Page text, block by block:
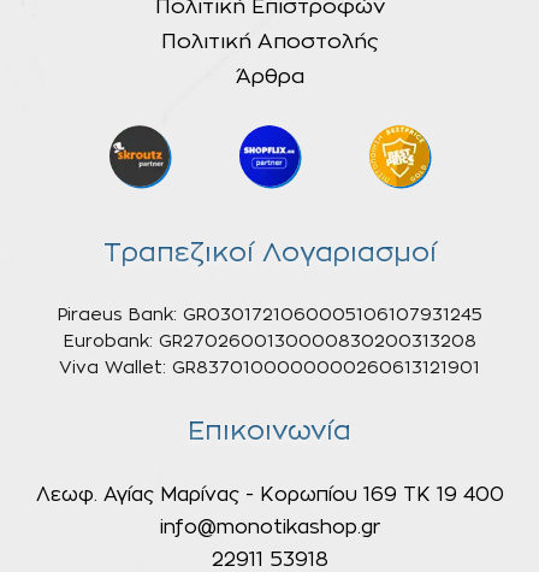
Πολιτική Επιστροφών
Πολιτική Αποστολής
Άρθρα
Τραπεζικοί Λογαριασμοί
Piraeus Bank: GR0301721060005106107931245
Eurobank: GR2702600130000830200313208
Viva Wallet: GR8370100000000260613121901
Επικοινωνία
Λεωφ. Αγίας Μαρίνας - Κορωπίου 169 ΤΚ 19 400
info@monotikashop.gr
22911 53918